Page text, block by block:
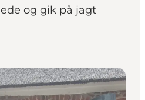
og gik på jagt